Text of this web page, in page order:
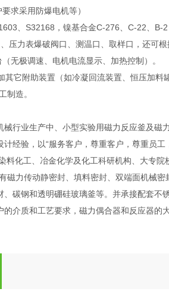
求采用防爆电机等）
、S32168，镍基合金C-276、C-22、B-
压力表爆破阀口、测温口、取样口，还可
无极调速、电机电流显示、加热控制）。
其它附助装置（如冷凝回流装置、恒压加料
制造。
行业生产中、小型实验用磁力反应釜及
经验，以“服务客户，尊重客户，尊重员工
料化工、冶金化学及化工科研机构、大专
磁力传动静密封、填料密封、双端面机械
碳钢和透明硼硅玻璃釜等。并承接配套
的介质和工艺要求，磁力偶合器和反应器